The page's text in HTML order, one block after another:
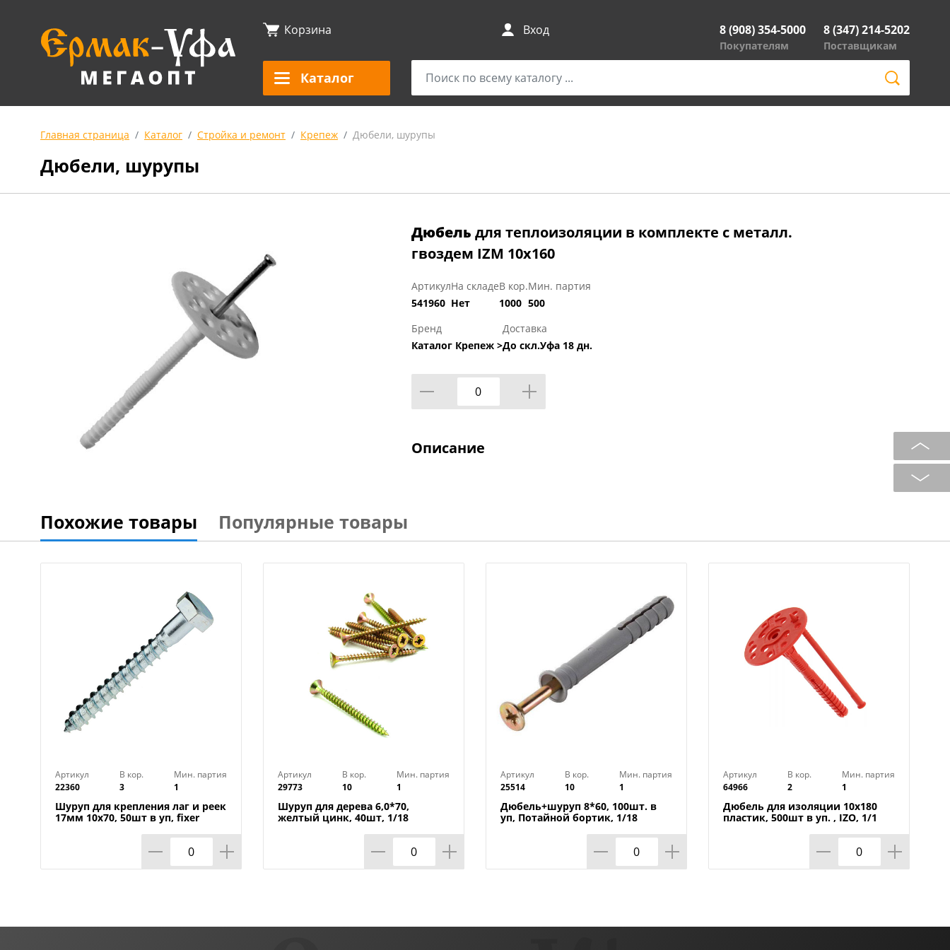
Корзина Вход 8 (908) 354-5000
Покупателям
8 (347) 214-5202
Поставщикам
Каталог
Главная страница Каталог Стройка и ремонт Крепеж Дюбели, шурупы
Дюбели, шурупы
Дюбель для теплоизоляции в комплекте с металл.
гвоздем IZМ 10х160
Артикул
541960
На складе
Нет
В кор.
1000
Мин. партия
500
Бренд
Каталог Крепеж >
Доставка
До скл.Уфа 18 дн.
Описание
Похожие товары Популярные товары
Артикул
22360
В кор.
3
Мин. партия
1
Шуруп для крепления лаг и реек
17мм 10х70, 50шт в уп, fixer
Артикул
29773
В кор.
10
Мин. партия
1
Шуруп для дерева 6,0*70,
желтый цинк, 40шт, 1/18
Артикул
25514
В кор.
10
Мин. партия
1
Дюбель+шуруп 8*60, 100шт. в
уп, Потайной бортик, 1/18
Артикул
64966
В кор.
2
Мин. партия
1
Дюбель для изоляции 10х180
пластик, 500шт в уп. , IZO, 1/1